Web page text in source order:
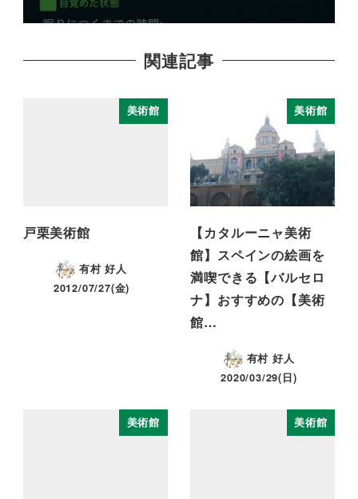
関連記事
美術館
戸栗美術館
有村 好人
2012/07/27(金)
美術館
【カタルーニャ美術
館】スペインの絵画を
満喫できる【バルセロ
ナ】おすすめの【美術
館…
有村 好人
2020/03/29(日)
美術館 美術館